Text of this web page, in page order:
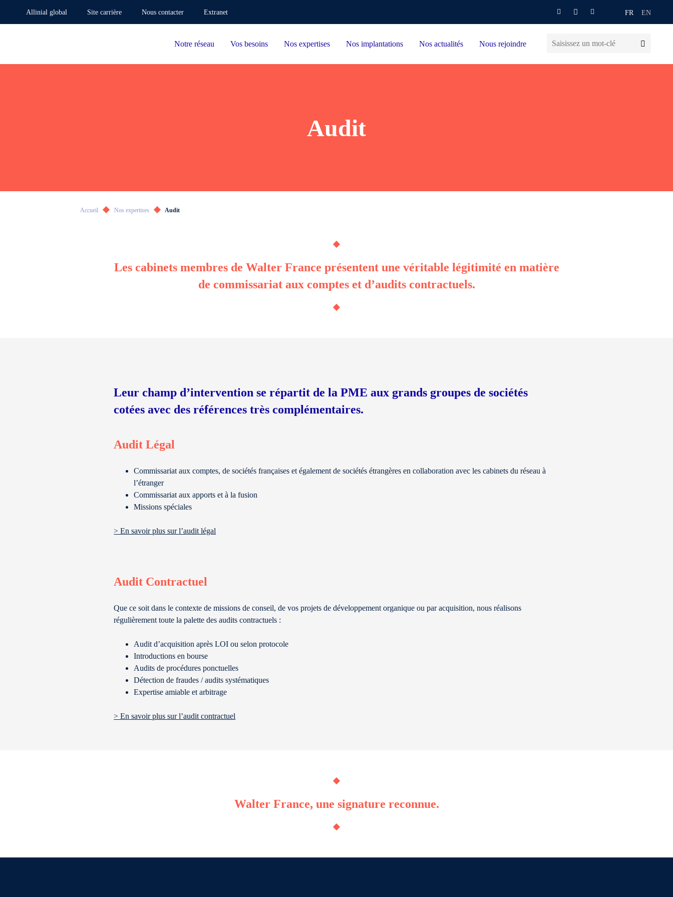
Allinial global Site carrière Nous contacter Extranet FR EN
Notre réseau Vos besoins Nos expertises Nos implantations Nos actualités Nous rejoindre
Audit
Accueil Nos expertises Audit
Les cabinets membres de Walter France présentent une véritable légitimité en matière
de commissariat aux comptes et d’audits contractuels.
Leur champ d’intervention se répartit de la PME aux grands groupes de sociétés
cotées avec desréférences très complémentaires.
Audit Légal
Commissariat aux comptes, de sociétés françaises et également de sociétés étrangères en collaboration avec les cabinets du réseau à
l’étranger
Commissariat aux apports et à la fusion
Missions spéciales
> En savoir plus sur l’audit légal
Audit Contractuel
Que ce soit dans le contexte de missions de conseil, de vos projets de développement organique ou par acquisition, nous réalisons
régulièrement toute la palette des audits contractuels :
Audit d’acquisition après LOI ou selon protocole
Introductions en bourse
Audits de procédures ponctuelles
Détection de fraudes / audits systématiques
Expertise amiable et arbitrage
> En savoir plus sur l’audit contractuel
Walter France, une signature reconnue.